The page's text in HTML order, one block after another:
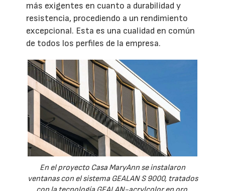
más exigentes en cuanto a durabilidad y
resistencia, procediendo a un rendimiento
excepcional. Esta es una cualidad en común
de todos los perfiles de la empresa.
En el proyecto Casa MaryAnn se instalaron
ventanas con el sistema GEALAN S 9000, tratados